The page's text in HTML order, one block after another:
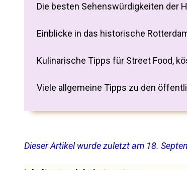
Die besten Sehenswürdigkeiten der
Einblicke in das historische
Kulinarische Tipps für Street Food,
Viele allgemeine Tipps zu den
Dieser Artikel wurde zuletzt am 18.